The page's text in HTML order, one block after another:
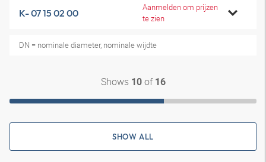
K- 07 15 02 00
Aanmelden om prijzen
te zien
DN = nominale diameter, nominale wijdte
Shows 10of 16
SHOW ALL